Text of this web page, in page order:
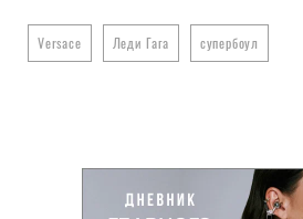
Versace Леди Гага супербоул